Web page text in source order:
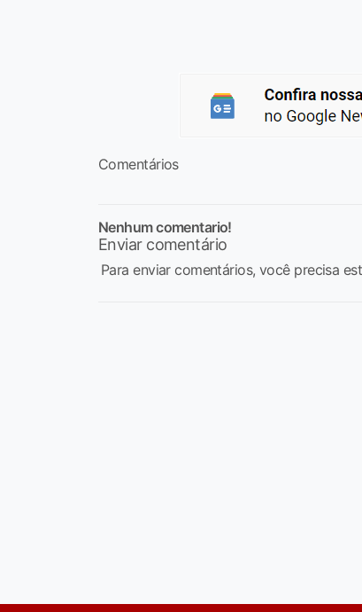
Comentários
Nenhum comentario!
Enviar comentário
Para enviar comentários, você precisa